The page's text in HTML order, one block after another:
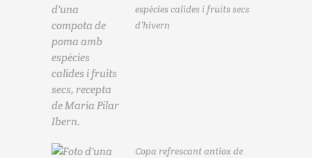
espècies calides i fruits secs
d’hivern
Copa refrescant antiox de